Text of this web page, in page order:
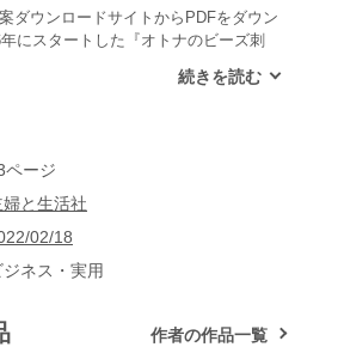
ダウンロードサイトからPDFをダウン
にスタートした『オトナのビーズ刺
ト、完成品ブローチ、ワークショッ
でに出版された2冊の本の作品をぎゅ
色を加え、まったく新しいデザインも
インを掲載しています。コンセプトは
でいただくことです。技巧を凝らした
も手作りの醍醐味ではありますが、こ
みてください。週末のお出かけに新し
ページ
婦と生活社
02/18
ジネス・実用
作者の作品一覧